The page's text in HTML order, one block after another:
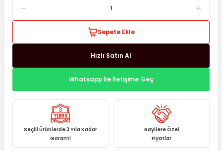
Sepete Ekle
Hızlı Satın Al
Whatsapp İle İletişime Geç
Seçili Ürünlerde 3 Yıla Kadar
Garanti
Bayilere Özel
Fiyatlar